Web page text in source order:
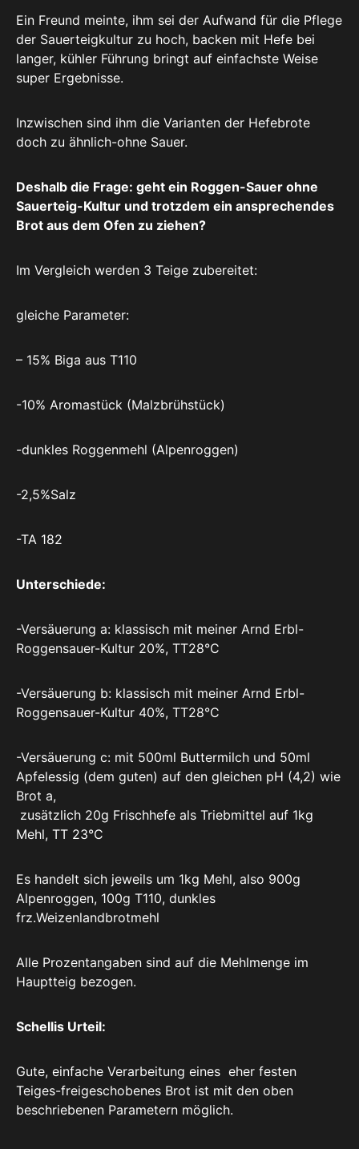
Ein Freund meinte, ihm sei der Aufwand für die Pflege
der Sauerteigkultur zu hoch, backen mit Hefe bei
langer, kühler Führung bringt auf einfachste Weise
super Ergebnisse.
Inzwischen sind ihm die Varianten der Hefebrote
doch zu ähnlich-ohne Sauer.
Deshalb die Frage: geht ein Roggen-Sauer ohne
Sauerteig-Kultur und trotzdem ein ansprechendes
Brot aus dem Ofen zu ziehen?
Im Vergleich werden 3 Teige zubereitet:
gleiche Parameter:
– 15% Biga aus T110
-10% Aromastück (Malzbrühstück)
-dunkles Roggenmehl (Alpenroggen)
-2,5%Salz
-TA 182
Unterschiede:
-Versäuerung a: klassisch mit meiner Arnd Erbl-
Roggensauer-Kultur 20%, TT28°C
-Versäuerung b: klassisch mit meiner Arnd Erbl-
Roggensauer-Kultur 40%, TT28°C
-Versäuerung c: mit 500ml Buttermilch und 50ml
Apfelessig (dem guten) auf den gleichen pH (4,2) wie
Brot a,
zusätzlich 20g Frischhefe als Triebmittel auf 1kg
Mehl, TT 23°C
Es handelt sich jeweils um 1kg Mehl, also 900g
Alpenroggen, 100g T110, dunkles
frz.Weizenlandbrotmehl
Alle Prozentangaben sind auf die Mehlmenge im
Hauptteig bezogen.
Schellis Urteil:
Gute, einfache Verarbeitung eines eher festen
Teiges-freigeschobenes Brot ist mit den oben
beschriebenen Parametern möglich.